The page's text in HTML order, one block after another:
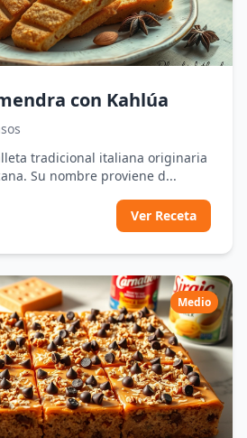
con Kahlúa
tradicional italiana originaria
Su nombre proviene d...
Ver Receta
Medio